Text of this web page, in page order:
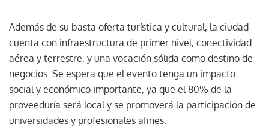
Además de su basta oferta turística y cultural, la ciudad
cuenta con infraestructura de primer nivel, conectividad
aérea y terrestre, y una vocación sólida como destino de
negocios. Se espera que el evento tenga un impacto
social y económico importante, ya que el 80% de la
proveeduría será local y se promoverá la participación de
universidades y profesionales afines.